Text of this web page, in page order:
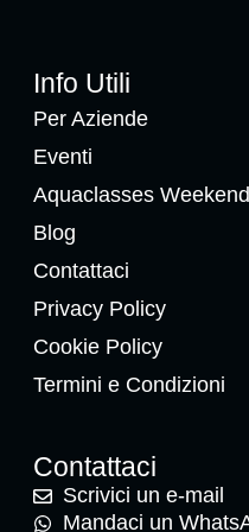
Info Utili
Per Aziende
Eventi
Aquaclasses Weekend
Blog
Contattaci
Privacy Policy
Cookie Policy
Termini e Condizioni
Contattaci
Scrivici un e-mail
Mandaci un